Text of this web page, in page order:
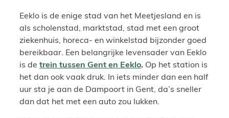
Eeklo is de enige stad van het Meetjesland en is
als scholenstad, marktstad, stad met een groot
ziekenhuis, horeca- en winkelstad bijzonder goed
bereikbaar. Een belangrijke levensader van Eeklo
is de trein tussen Gent en Eeklo. Op het station is
het dan ook vaak druk. In iets minder dan een half
uur sta je aan de Dampoort in Gent, da’s sneller
dan dat het met een auto zou lukken.